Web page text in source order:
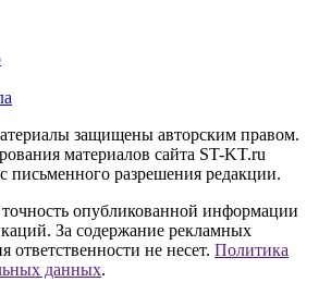
защищены авторским правом.
материалов сайта ST-KT.ru
с письменного разрешения редакции.
точность опубликованной информации
За содержание рекламных
ответственности не несет. Политика
данных.